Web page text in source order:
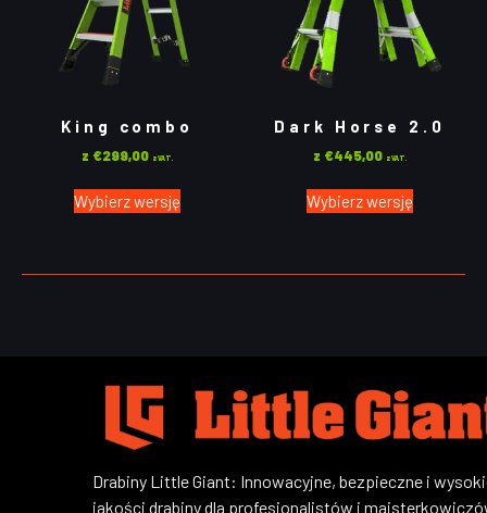
King combo
z €299,00 z VAT.
Wybierz wersję
Dark Horse 2.0
z €445,00 z VAT.
Wybierz wersję
Drabiny Little Giant: Innowacyjne, bezpieczne i
jakości drabiny dla profesjonalistów i